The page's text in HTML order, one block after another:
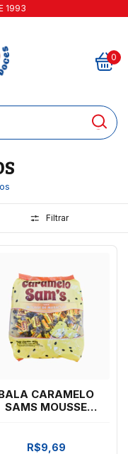
1993
0
Filtrar
CARAMELO
SAMS MOUSSE
R$9,69